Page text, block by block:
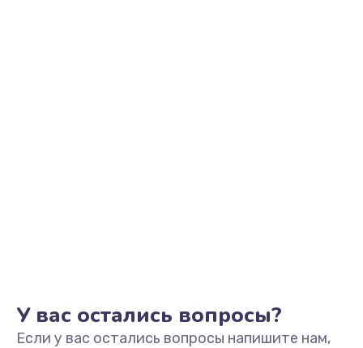
У вас остались вопросы?
Если у вас остались вопросы напишите нам,